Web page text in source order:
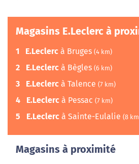
Magasins E.Leclerc à
1 E.Leclerc à Bruges (4 km)
2 E.Leclerc à Bègles (6 km)
3 E.Leclerc à Talence (7 km)
4 E.Leclerc à Pessac (7 km)
5 E.Leclerc à Sainte-Eulalie (8
Magasins à proximité